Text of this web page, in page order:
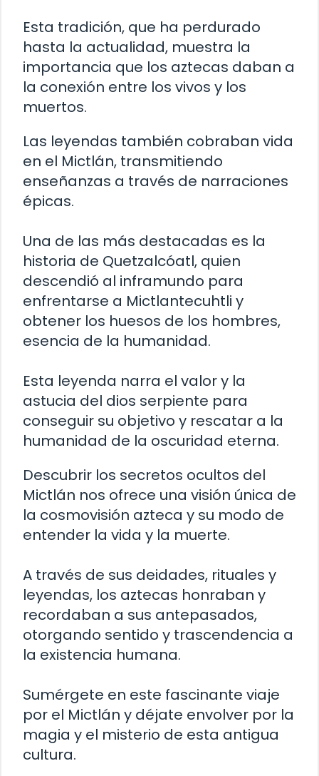
Esta tradición, que ha perdurado
hasta la actualidad, muestra la
importancia que los aztecas daban a
la conexión entre los vivos y los
muertos.
Las leyendas también cobraban vida
en el Mictlán, transmitiendo
enseñanzas a través de narraciones
épicas.
Una de las más destacadas es la
historia de Quetzalcóatl, quien
descendió al inframundo para
enfrentarse a Mictlantecuhtli y
obtener los huesos de los hombres,
esencia de la humanidad.
Esta leyenda narra el valor y la
astucia del dios serpiente para
conseguir su objetivo y rescatar a la
humanidad de la oscuridad eterna.
Descubrir los secretos ocultos del
Mictlán nos ofrece una visión única de
la cosmovisión azteca y su modo de
entender la vida y la muerte.
A través de sus deidades, rituales y
leyendas, los aztecas honraban y
recordaban a sus antepasados,
otorgando sentido y trascendencia a
la existencia humana.
Sumérgete en este fascinante viaje
por el Mictlán y déjate envolver por la
magia y el misterio de esta antigua
cultura.